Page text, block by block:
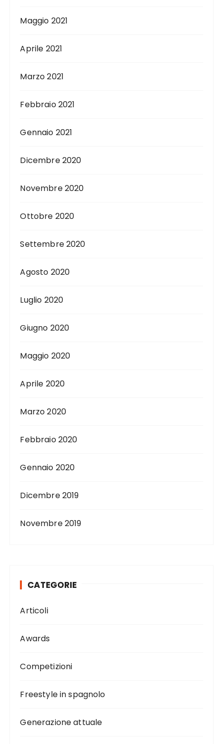
Maggio 2021
Aprile 2021
Marzo 2021
Febbraio 2021
Gennaio 2021
Dicembre 2020
Novembre 2020
Ottobre 2020
Settembre 2020
Agosto 2020
Luglio 2020
Giugno 2020
Maggio 2020
Aprile 2020
Marzo 2020
Febbraio 2020
Gennaio 2020
Dicembre 2019
Novembre 2019
CATEGORIE
Articoli
Awards
Competizioni
Freestyle in spagnolo
Generazione attuale